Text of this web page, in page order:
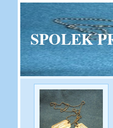
SPOLEK